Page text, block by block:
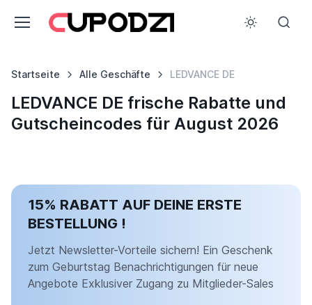
Startseite Alle Geschäfte LEDVANCE DE
LEDVANCE DE frische Rabatte und
Gutscheincodes für August 2026
15% RABATT AUF DEINE ERSTE
BESTELLUNG !
Jetzt Newsletter-Vorteile sichern! Ein Geschenk
zum Geburtstag Benachrichtigungen für neue
Angebote Exklusiver Zugang zu Mitglieder-Sales